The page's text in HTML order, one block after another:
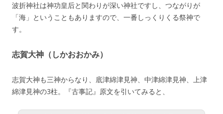
波折神社は神功皇后と関わりが深い神社ですし、つながりが
「海」ということもありますので、一番しっくりくる祭神で
す。
志賀大神（しかおおかみ）
志賀大神も三神からなり、底津綿津見神、中津綿津見神、上津
綿津見神の3柱。『古事記』原文を引いてみると、